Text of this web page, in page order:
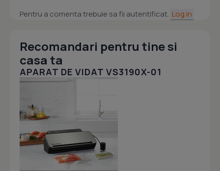
Pentru a comenta trebuie sa fii autentificat. Log in
Recomandari pentru tine si
casa ta
APARAT DE VIDAT VS3190X-01